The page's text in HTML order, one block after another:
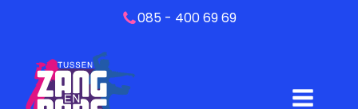
085 - 400 69 69